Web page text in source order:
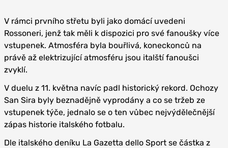
V rámci prvního střetu byli jako domácí uvedeni
Rossoneri, jenž tak měli k dispozici pro své fanoušky více
vstupenek. Atmosféra byla bouřlivá, koneckonců na
právě až elektrizující atmosféru jsou italští fanoušci
zvyklí.
V duelu z 11. května navíc padl historický rekord. Ochozy
San Sira byly beznadějně vyprodány a co se tržeb ze
vstupenek týče, jednalo se o ten vůbec nejvýdělečnější
zápas historie italského fotbalu.
Dle italského deníku La Gazetta dello Sport se částka z